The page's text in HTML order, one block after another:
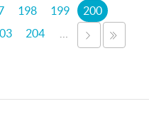
198 199
200
204 SUIVANT